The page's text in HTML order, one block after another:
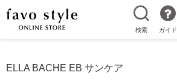
検索 ガイド
ELLA BACHE EB サンケア